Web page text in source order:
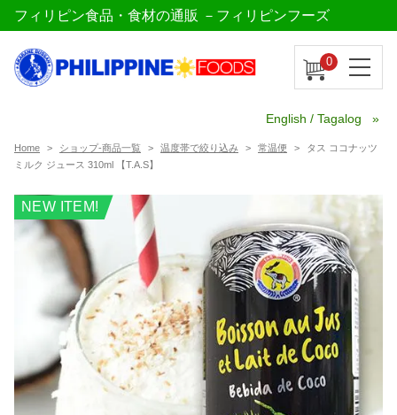
フィリピン食品・食材の通販 －フィリピンフーズ
0
English / Tagalog
Home ショップ-商品一覧 温度帯で絞り込み 常温便
タス ココナッツ
ミルク ジュース 310ml 【T.A.S】
NEW ITEM!